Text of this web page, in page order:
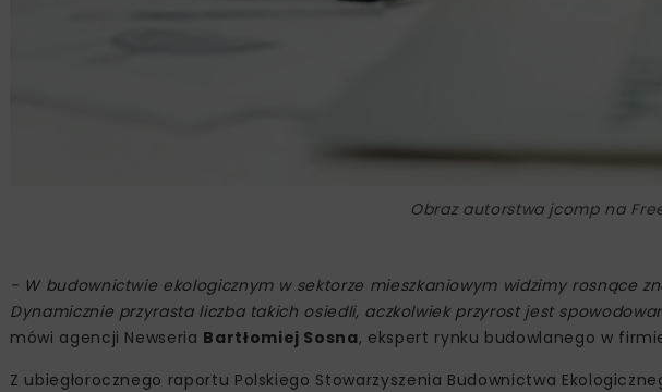
Obraz autorstwa jcomp na
- W budownictwie ekologicznym w sektorze mieszkaniowym widzimy rosnące
Dynamicznie przyrasta liczba takich osiedli, aczkolwiek przyrost jest
mówi agencji Newseria Bartłomiej Sosna, ekspert rynku budowlanego w
Z ubiegłorocznego raportu Polskiego Stowarzyszenia Budownictwa